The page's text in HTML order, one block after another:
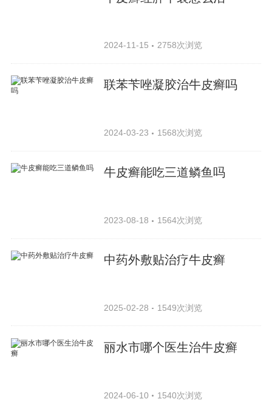
2024-11-15 2758次浏览
联苯苄唑凝胶治牛皮癣吗
2024-03-23 1568次浏览
牛皮癣能吃三道鳞鱼吗
2023-08-18 1564次浏览
中药外敷贴治疗牛皮癣
2025-02-28 1549次浏览
丽水市哪个医生治牛皮癣
2024-06-10 1540次浏览